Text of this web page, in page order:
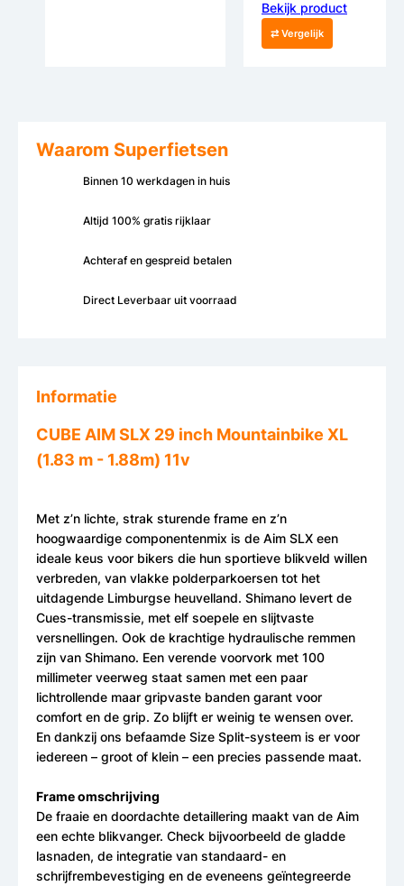
Bekijk product
⇄ Vergelijk
Waarom Superfietsen
Binnen 10 werkdagen in huis
Altijd 100% gratis rijklaar
Achteraf en gespreid betalen
Direct Leverbaar uit voorraad
Informatie
CUBE AIM SLX 29 inch Mountainbike XL
(1.83 m - 1.88m) 11v
Met z’n lichte, strak sturende frame en z’n
hoogwaardige componentenmix is de Aim SLX een
ideale keus voor bikers die hun sportieve blikveld willen
verbreden, van vlakke polderparkoersen tot het
uitdagende Limburgse heuvelland. Shimano levert de
Cues-transmissie, met elf soepele en slijtvaste
versnellingen. Ook de krachtige hydraulische remmen
zijn van Shimano. Een verende voorvork met 100
millimeter veerweg staat samen met een paar
lichtrollende maar gripvaste banden garant voor
comfort en de grip. Zo blijft er weinig te wensen over.
En dankzij ons befaamde Size Split-systeem is er voor
iedereen – groot of klein – een precies passende maat.
Frame omschrijving
De fraaie en doordachte detaillering maakt van de Aim
een echte blikvanger. Check bijvoorbeeld de gladde
lasnaden, de integratie van standaard- en
schrijfrembevestiging en de eveneens geïntegreerde